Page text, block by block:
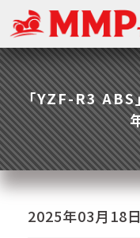
「YZF-R3
2025年03月18日